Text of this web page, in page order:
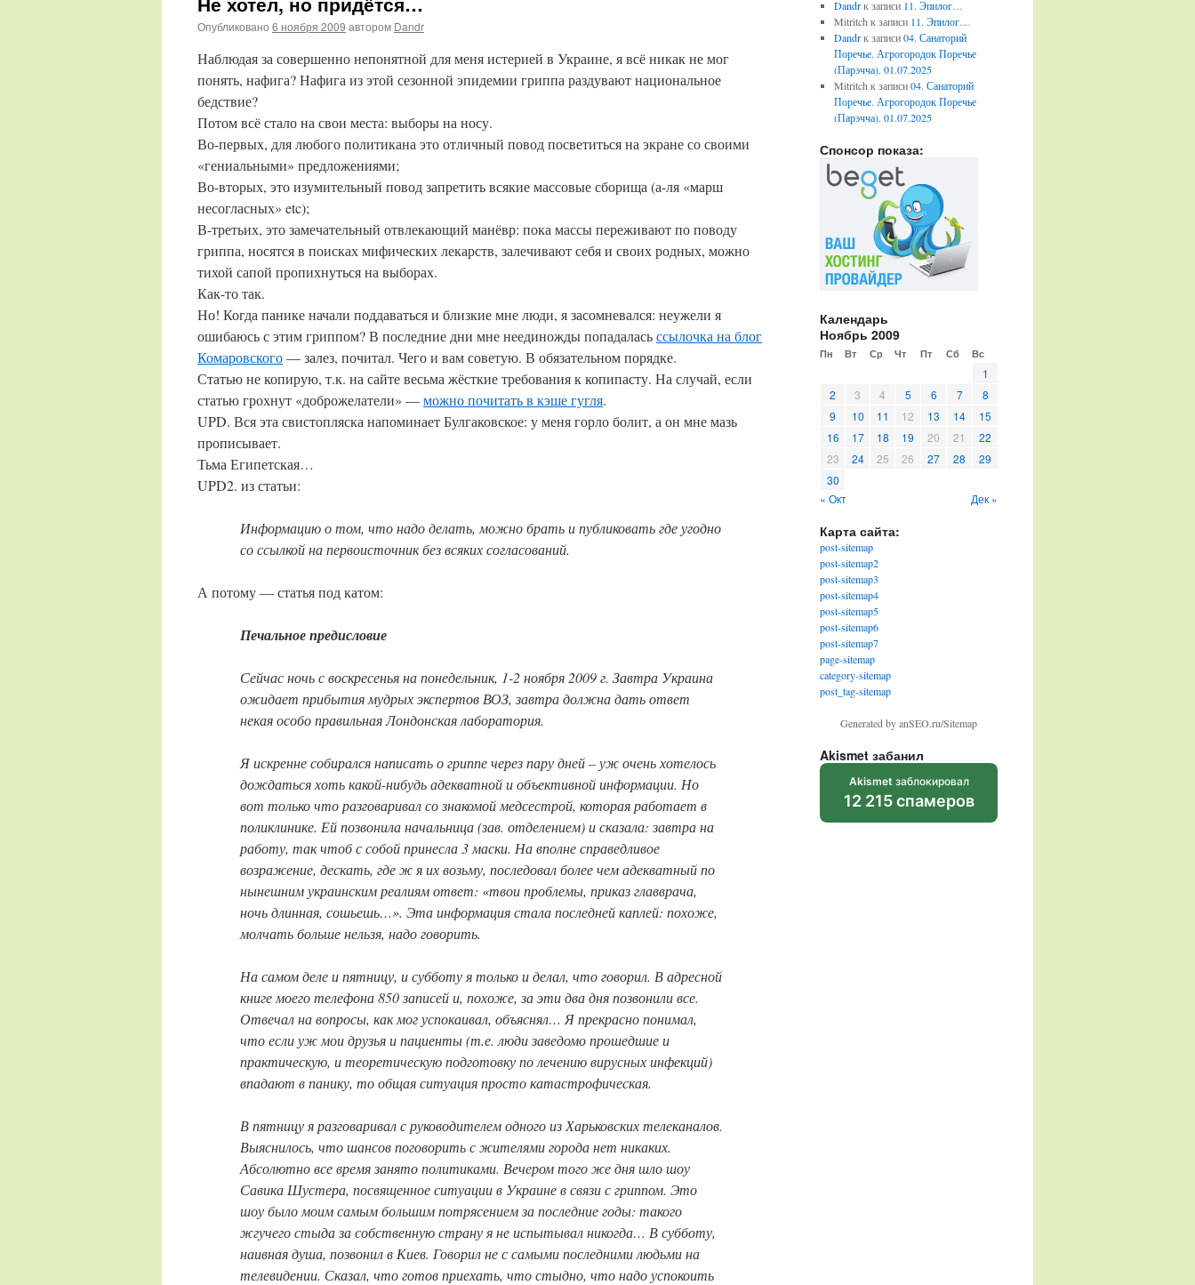
Опубликовано 6 ноября 2009 автором Dandr
Наблюдая за совершенно непонятной для меня истерией в Украине, я всё никак не мог
понять, нафига? Нафига из этой сезонной эпидемии гриппа раздувают национальное
бедствие?
Потом всё стало на свои места: выборы на носу.
Во-первых, для любого политикана это отличный повод посветиться на экране со своими
«гениальными» предложениями;
Во-вторых, это изумительный повод запретить всякие массовые сборища (а-ля «марш
несогласных» etc);
В-третьих, это замечательный отвлекающий манёвр: пока массы переживают по поводу
гриппа, носятся в поисках мифических лекарств, залечивают себя и своих родных, можно
тихой сапой пропихнуться на выборах.
Как-то так.
Но! Когда панике начали поддаваться и близкие мне люди, я засомневался: неужели я
ошибаюсь с этим гриппом? В последние дни мне неединожды попадаласьссылочка на блог
Комаровского— залез, почитал. Чего и вам советую. В обязательном порядке.
Статью не копирую, т.к. на сайте весьма жёсткие требования к копипасту. На случай, если
статью грохнут «доброжелатели» —можно почитать в кэше гугля.
UPD. Вся эта свистопляска напоминает Булгаковское: у меня горло болит, а он мне мазь
прописывает.
Тьма Египетская…
UPD2. из статьи:
Информацию о том, что надо делать, можно брать и публиковать где угодно
со ссылкой на первоисточник без всяких согласований.
А потому — статья под катом:
Печальное предисловие
Сейчас ночь с воскресенья на понедельник, 1-2 ноября 2009 г. Завтра Украина
ожидает прибытия мудрых экспертов ВОЗ, завтра должна дать ответ
некая особо правильная Лондонская лаборатория.
Я искренне собирался написать о гриппе через пару дней – уж очень хотелось
дождаться хоть какой-нибудь адекватной и объективной информации. Но
вот только что разговаривал со знакомой медсестрой, которая работает в
поликлинике. Ей позвонила начальница (зав. отделением) и сказала: завтра на
работу, так чтоб с собой принесла 3 маски. На вполне справедливое
возражение, дескать, где ж я их возьму, последовал более чем адекватный по
нынешним украинским реалиям ответ: «твои проблемы, приказ главврача,
ночь длинная, сошьешь…». Эта информация стала последней каплей: похоже,
молчать больше нельзя, надо говорить.
На самом деле и пятницу, и субботу я только и делал, что говорил. В адресной
книге моего телефона 850 записей и, похоже, за эти два дня позвонили все.
Отвечал на вопросы, как мог успокаивал, объяснял… Я прекрасно понимал,
что если уж мои друзья и пациенты (т.е. люди заведомо прошедшие и
практическую, и теоретическую подготовку по лечению вирусных инфекций)
впадают в панику, то общая ситуация просто катастрофическая.
В пятницу я разговаривал с руководителем одного из Харьковских телеканалов.
Выяснилось, что шансов поговорить с жителями города нет никаких.
Абсолютно все время занято политиками. Вечером того же дня шло шоу
Савика Шустера, посвященное ситуации в Украине в связи с гриппом. Это
шоу было моим самым большим потрясением за последние годы: такого
жгучего стыда за собственную страну я не испытывал никогда… В субботу,
наивная душа, позвонил в Киев. Говорил не с самыми последними людьми на
телевидении. Сказал, что готов приехать, что стыдно, что надо успокоить
Dandrк записи 11. Эпилог…
Mitritch к записи 11. Эпилог…
Dandrк записи04. Санаторий
Поречье. Агрогородок Поречье
(Парэчча). 01.07.2025
Mitritch к записи04. Санаторий
Поречье. Агрогородок Поречье
(Парэчча). 01.07.2025
Спонсор показа:
Календарь
Ноябрь 2009
Пн Вт Ср Чт Пт Сб Вс
1
2
3 4 5 6 7
8
9
10 11 12 13 14
15
16
17 18 19 20 21
22
23
24 25 26 27 28
29
30
« Окт
Дек »
Карта сайта:
post-sitemap
post-sitemap2
post-sitemap3
post-sitemap4
post-sitemap5
post-sitemap6
post-sitemap7
page-sitemap
category-sitemap
post_tag-sitemap
Generated by anSEO.ru/Sitemap
Akismet забанил
Akismet заблокировал
12 215 спамеров